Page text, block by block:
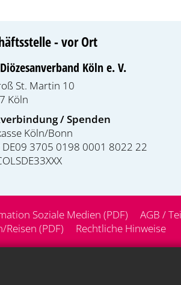
- vor Ort
Köln e. V.
St. Martin 10
Köln
/ Spenden
Köln/Bonn
DE09 3705 0198 0001 8022 22
Soziale Medien (PDF)
AGB /
(PDF)
Rechtliche Hinweise